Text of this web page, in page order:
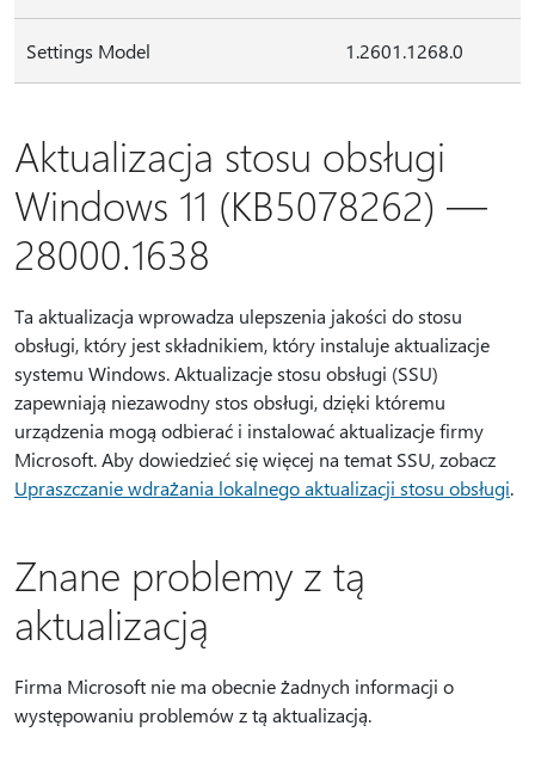
Settings Model 1.2601.1268.0
Aktualizacja stosu obsługi
Windows 11 (KB5078262) —
28000.1638
Ta aktualizacja wprowadza ulepszenia jakości do stosu
obsługi, który jest składnikiem, który instaluje aktualizacje
systemu Windows. Aktualizacje stosu obsługi (SSU)
zapewniają niezawodny stos obsługi, dzięki któremu
urządzenia mogą odbierać i instalować aktualizacje firmy
Microsoft. Aby dowiedzieć się więcej na temat SSU, zobacz
Upraszczanie wdrażania lokalnego aktualizacji stosu obsługi.
Znane problemy z tą
aktualizacją
Firma Microsoft nie ma obecnie żadnych informacji o
występowaniu problemów z tą aktualizacją.